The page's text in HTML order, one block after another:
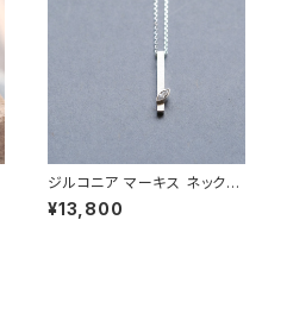
ジルコニア マーキス ネックレ
ス シルバー925 メンズ ユニ
セックス
¥13,800